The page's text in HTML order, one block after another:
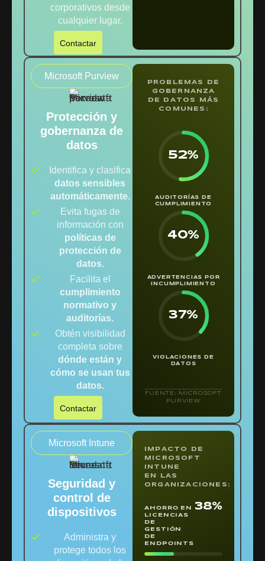
corporativos desde
cualquier lugar.
Contactar
Microsoft Purview
Protección y
gobernanza de
datos
Identifica y clasifica
datos sensibles
automáticamente.
Evita fugas de
información con
políticas de
protección de
datos.
Facilita el
cumplimiento
normativo y
auditorías.
Obtén visibilidad
completa sobre
dónde están y
cómo se usan tus
datos.
Contactar
PROBLEMAS DE
GOBERNANZA
DE DATOS MÁS
COMUNES:
52%
AUDITORÍAS DE
CUMPLIMIENTO
40%
ADVERTENCIAS POR
INCUMPLIMIENTO
37%
VIOLACIONES DE
DATOS
FUENTE: MICROSOFT
PURVIEW
Microsoft Intune
Seguridad y
control de
dispositivos
Administra y
protege todos los
IMPACTO DE
MICROSOFT
INTUNE
EN LAS
ORGANIZACIONES:
AHORRO EN
LICENCIAS
DE
GESTIÓN
DE
ENDPOINTS
38%